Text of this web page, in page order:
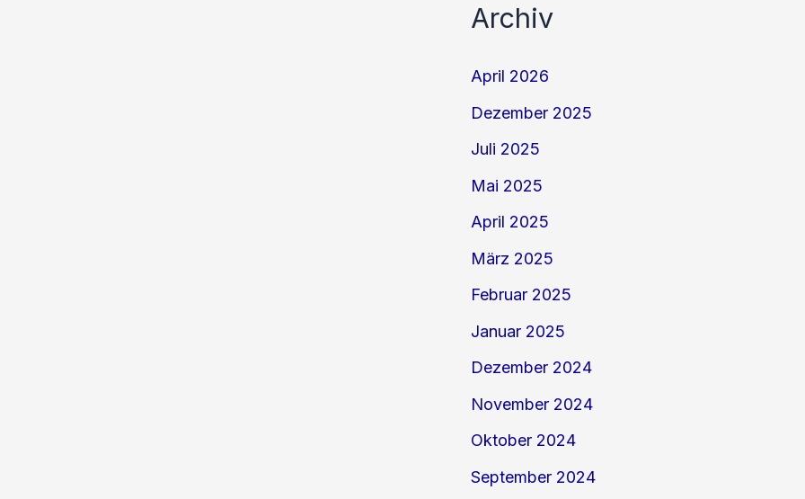
Archiv
April 2026
Dezember 2025
Juli 2025
Mai 2025
April 2025
März 2025
Februar 2025
Januar 2025
Dezember 2024
November 2024
Oktober 2024
September 2024